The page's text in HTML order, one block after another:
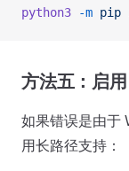
python3 -m pip
方法五：启
如果错误是由于
用长路径支持：